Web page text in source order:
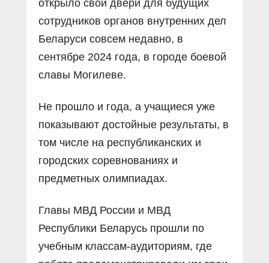
открыло свои двери для будущих
сотрудников органов внутренних дел
Беларуси совсем недавно, в
сентябре 2024 года, в городе боевой
славы Могилеве.
Не прошло и года, а учащиеся уже
показывают достойные результаты, в
том числе на республиканских и
городских соревнованиях и
предметных олимпиадах.
Главы МВД России и МВД
Республики Беларусь прошли по
учебным классам-аудиториям, где